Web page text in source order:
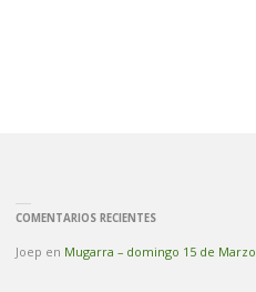
COMENTARIOS RECIENTES
Joep en Mugarra – domingo 15 de Marzo